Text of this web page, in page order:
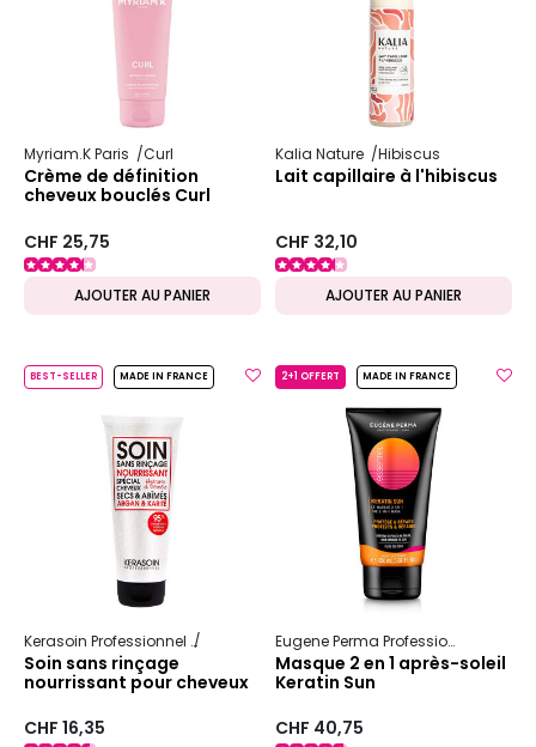
Myriam.K Paris Curl
Crème de définition
cheveux bouclés Curl
CHF 25,75
AJOUTER AU PANIER
Kalia Nature Hibiscus
Lait capillaire à l'hibiscus
CHF 32,10
AJOUTER AU PANIER
BEST-SELLER MADE IN FRANCE
Kerasoin Professionnel Shampooing et soin capillaire Nutrition et
Soin sans rinçage
nourrissant pour cheveux
CHF 16,35
2+1 OFFERT MADE IN FRANCE
Eugene Perma Professionnel
Masque 2 en 1 après-soleil
Keratin Sun
CHF 40,75